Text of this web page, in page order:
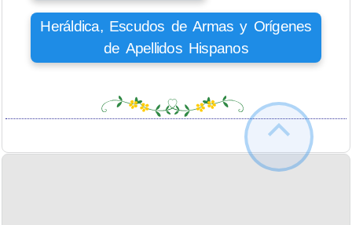
Heráldica, Escudos de Armas y Orígenes
de Apellidos Hispanos